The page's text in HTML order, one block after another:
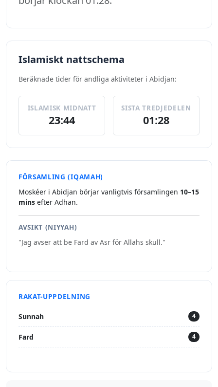
Islamiskt nattschema
Beräknade tider för andliga aktiviteter i Abidjan:
ISLAMISK MIDNATT
23:44
SISTA TREDJEDELEN
01:28
FÖRSAMLING (IQAMAH)
Moskéer i Abidjan börjar vanligtvis församlingen 10–15
mins efter Adhan.
AVSIKT (NIYYAH)
"Jag avser att be Fard av Asr för Allahs skull."
RAKAT-UPPDELNING
Sunnah 4
Fard 4